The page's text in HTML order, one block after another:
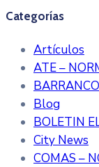
Categorías
Artículos
ATE –
Blog
BOLETIN
City News
COMAS –